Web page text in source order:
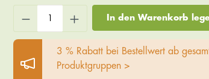
In den Warenkorb
3 % Rabatt bei Bestellwert ab
Produktgruppen >